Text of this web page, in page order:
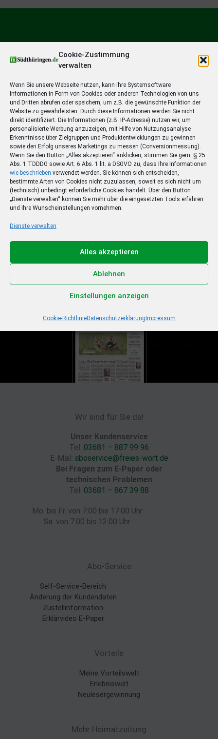
Cookie-Zustimmung
verwalten
Wenn Sie unsere Webseite nutzen, kann Ihre Systemsoftware
Informationen in Form von Cookies oder anderen Technologien von uns
und Dritten abrufen oder speichern, um z.B. die gewünschte Funktion der
Website zu gewährleisten. Durch diese Informationen werden Sie nicht
direkt identifiziert. Die Informationen (z.B. IP-Adresse) nutzen wir, um
personalisierte Werbung anzuzeigen, mit Hilfe von Nutzungsanalyse
Erkenntnisse über Zielgruppen und Produktentwicklungen zu gewinnen
sowie den Erfolg unseres Marketings zu messen (Conversionmessung).
Wenn Sie den Button „Alles akzeptieren“ anklicken, stimmen Sie gem. § 25
Abs. 1 TDDDG sowie Art. 6 Abs. 1 lit. a DSGVO zu, dass Ihre Informationen
wie beschrieben verwendet werden. Sie können sich entscheiden,
bestimmte Arten von Cookies nicht zuzulassen, soweit es sich nicht um
(technisch) unbedingt erforderliche Cookies handelt. Über den Button
„Dienste verwalten“ können Sie mehr über die eingesetzten Tools erfahren
und Ihre Wunscheinstellungen vornehmen.
Dienste verwalten
Alles akzeptieren
Ablehnen
Einstellungen anzeigen
Cookie-RichtlinieDatenschutzerklärungImpressum
Ihr Sommer – Ihr Abo –
Ihr Gewinn
Jetzt zum Sonderpreis lesen und eine 3-tägige
Sommerreise gewinnen!
Zum Deal
Wir sind für Sie da!
Unser Kundenservice
Tel. 03681 – 887 99 96
E-Mail: aboservice@freies-wort.de
Bei Fragen zum E-Paper oder
technischen Problemen
Tel. 03681 – 867 39 88
Mo. bis Fr. von 7:00 bis 17:00 Uhr
Sa. von 7:00 bis 12:00 Uhr
Abo-Service
Self-Service-Bereich
Änderung der Kundendaten
Zustellinformation
Erklärvideo E-Paper
Vorteile
Meine Vorteilswelt
Erlebniswelt
Neulesergewinnung
Mehr Heimatzeitung